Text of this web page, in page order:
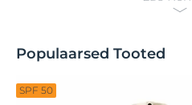
Populaarsed Tooted
SPF 50